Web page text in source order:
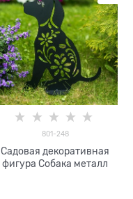
801-248
Садовая декоративная
фигура Собака металл